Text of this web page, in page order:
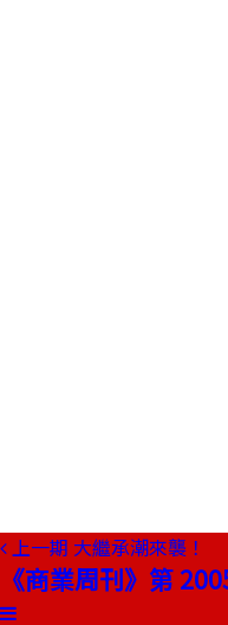
上一期 大繼承潮來襲！
《商業周刊》第